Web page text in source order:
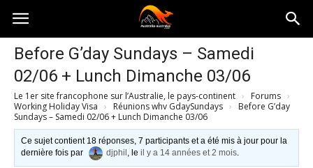
Australia-
australie.com
Before G’day Sundays – Samedi
02/06 + Lunch Dimanche 03/06
Le 1er site francophone sur l’Australie, le pays-continent › Forums ›
Working Holiday Visa › Réunions whv GdaySundays ›
Before G’day
Sundays – Samedi 02/06 + Lunch Dimanche 03/06
Ce sujet contient 18 réponses, 7 participants et a été mis à jour pour la
dernière fois par
djphil , leil y a 14 années et 2 mois.